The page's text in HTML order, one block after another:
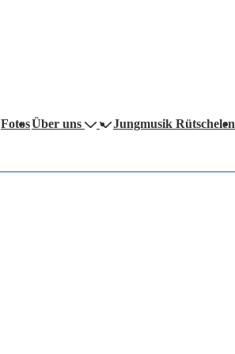
FotosÜber uns Jungmusik Rütschelen